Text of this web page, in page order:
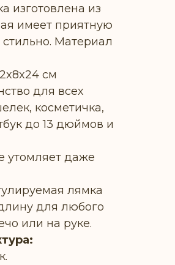
изготовлена из
имеет приятную
Материал
см
для всех
косметичка,
до 13 дюймов и
утомляет даже
лямка
для любого
или на руке.